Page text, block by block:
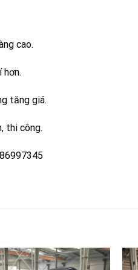
cao.
hơn.
tăng giá.
thi công.